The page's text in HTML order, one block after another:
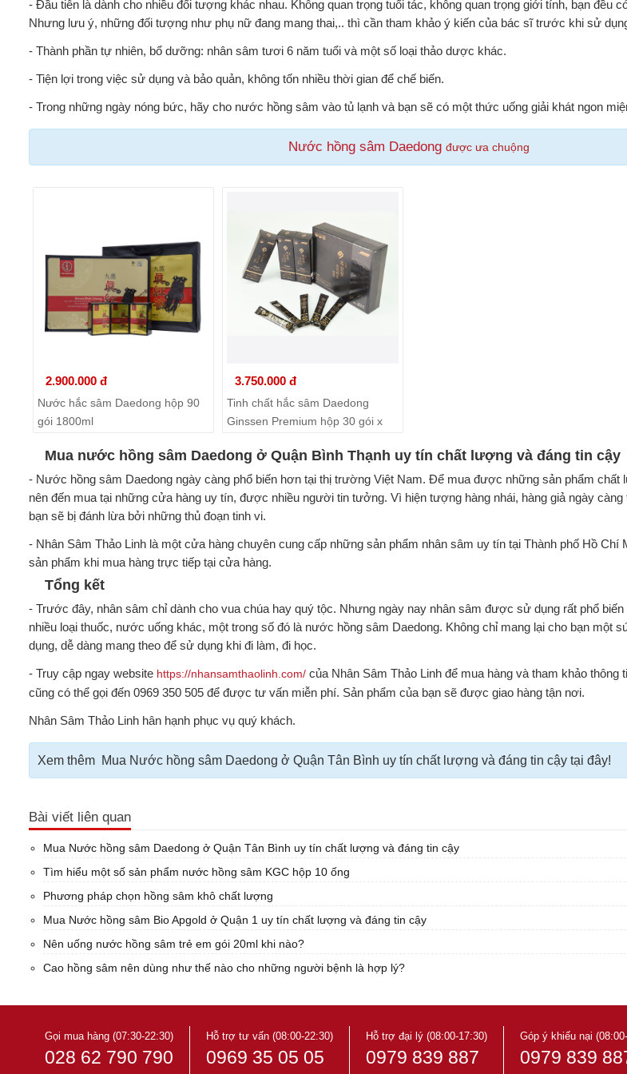
- Đầu tiên là dành cho nhiều đối tượng khác nhau. Không quan trọng tuổi tác, không quan trọng giới tính, bạn đều
Nhưng lưu ý, những đối tượng như phụ nữ đang mang thai,.. thì cần tham khảo ý kiến của bác sĩ trước khi sử
- Thành phần tự nhiên, bổ dưỡng: nhân sâm tươi 6 năm tuổi và một số loại thảo dược khác.
- Tiện lợi trong việc sử dụng và bảo quản, không tốn nhiều thời gian để chế biến.
- Trong những ngày nóng bức, hãy cho nước hồng sâm vào tủ lạnh và bạn sẽ có một thức uống giải khát ngon
Nước hồng sâm Daedong được ưa chuộng
2.900.000 đ
Nước hắc sâm Daedong hộp 90
gói 1800ml
3.750.000 đ
Tinh chất hắc sâm Daedong
Ginssen Premium hộp 30 gói x
Mua nước hồng sâm Daedong ở Quận Bình Thạnh uy tín chất lượng và đáng tin cậy
- Nước hồng sâm Daedong ngày càng phổ biến hơn tại thị trường Việt Nam. Để mua được những sản phẩm chất
nên đến mua tại những cửa hàng uy tín, được nhiều người tin tưởng. Vì hiện tượng hàng nhái, hàng giả ngày càng
bạn sẽ bị đánh lừa bởi những thủ đoạn tinh vi.
- Nhân Sâm Thảo Linh là một cửa hàng chuyên cung cấp những sản phẩm nhân sâm uy tín tại Thành phố Hồ Chí
sản phẩm khi mua hàng trực tiếp tại cửa hàng.
Tổng kết
- Trước đây, nhân sâm chỉ dành cho vua chúa hay quý tộc. Nhưng ngày nay nhân sâm được sử dụng rất phổ
nhiều loại thuốc, nước uống khác, một trong số đó là nước hồng sâm Daedong. Không chỉ mang lại cho bạn một
dụng, dễ dàng mang theo để sử dụng khi đi làm, đi học.
- Truy cập ngay website https://nhansamthaolinh.com/của Nhân Sâm Thảo Linh để mua hàng và tham khảo thông
cũng có thể gọi đến 0969 350 505 để được tư vấn miễn phí. Sản phẩm của bạn sẽ được giao hàng tận nơi.
Nhân Sâm Thảo Linh hân hạnh phục vụ quý khách.
Xem thêm Mua Nước hồng sâm Daedong ở Quận Tân Bình uy tín chất lượng và đáng tin cậy tại đây!
Bài viết liên quan
Mua Nước hồng sâm Daedong ở Quận Tân Bình uy tín chất lượng và đáng tin cậy
Tìm hiểu một số sản phẩm nước hồng sâm KGC hộp 10 ống
Phương pháp chọn hồng sâm khô chất lượng
Mua Nước hồng sâm Bio Apgold ở Quận 1 uy tín chất lượng và đáng tin cậy
Nên uống nước hồng sâm trẻ em gói 20ml khi nào?
Cao hồng sâm nên dùng như thế nào cho những người bệnh là hợp lý?
Gọi mua hàng (07:30-22:30)
028 62 790 790
Hỗ trợ tư vấn (08:00-22:30)
0969 35 05 05
Hỗ trợ đại lý (08:00-17:30)
0979 839 887
Góp ý khiếu nại
0979 839